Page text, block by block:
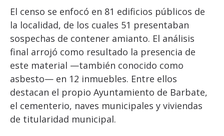
El censo se enfocó en 81 edificios públicos de
la localidad, de los cuales 51 presentaban
sospechas de contener amianto. El análisis
final arrojó como resultado la presencia de
este material —también conocido como
asbesto— en 12 inmuebles. Entre ellos
destacan el propio Ayuntamiento de Barbate,
el cementerio, naves municipales y viviendas
de titularidad municipal.